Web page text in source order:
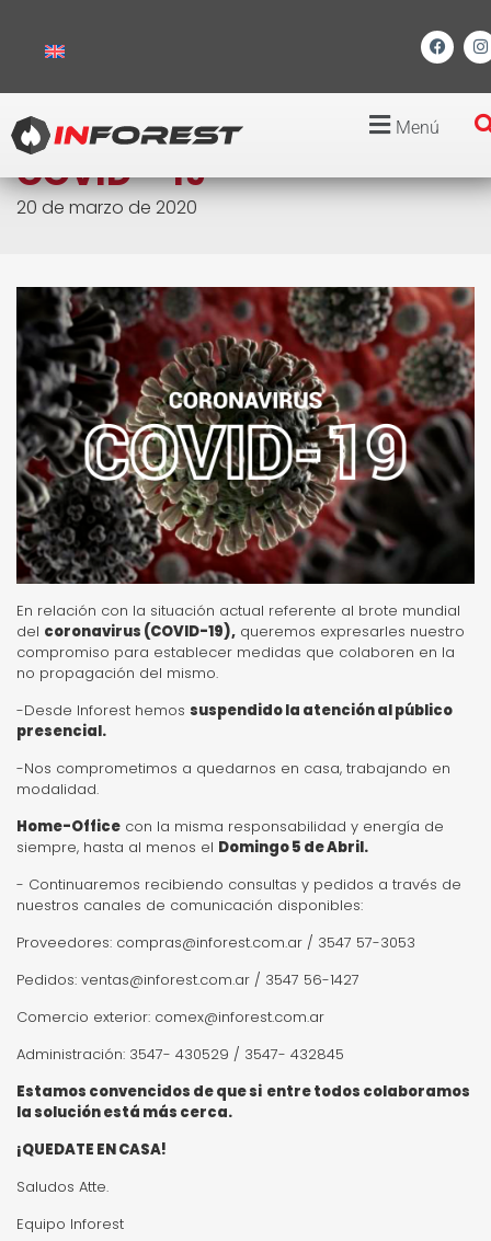
Menú
Inicio /Noticias/ COVID – 19
COVID – 19
20 de marzo de 2020
En relación con la situación actual referente al brote mundial
del coronavirus (COVID-19), queremos expresarles nuestro
compromiso para establecer medidas que colaboren en la
no propagación del mismo.
-Desde Inforest hemos suspendido la atención al público
presencial.
-Nos comprometimos a quedarnos en casa, trabajando en
modalidad.
Home-Office con la misma responsabilidad y energía de
siempre, hasta al menos el Domingo 5 de Abril.
- Continuaremos recibiendo consultas y pedidos a través de
nuestros canales de comunicación disponibles:
Proveedores: compras@inforest.com.ar / 3547 57-3053
Pedidos: ventas@inforest.com.ar / 3547 56-1427
Comercio exterior: comex@inforest.com.ar
Administración: 3547- 430529 / 3547- 432845
Estamos convencidos de que si entre todos colaboramos
la solución está más cerca.
¡QUEDATE EN CASA!
Saludos Atte.
Equipo Inforest